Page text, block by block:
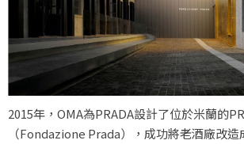
2015年，OMA為PRADA設計了位於米蘭的
（Fondazione Prada），成功將老酒廠改